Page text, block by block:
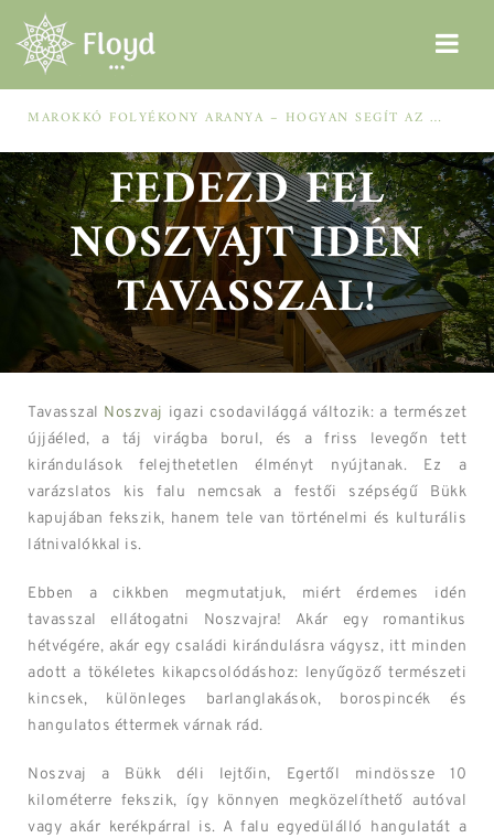
MAROKKÓ FOLYÉKONY ARANYA – HOGYAN SEGÍT AZ ARGÁNOLAJ A SZÁRAZ, MEGVISELT TINCSEKEN?
FEDEZD FEL
NOSZVAJT IDÉN
TAVASSZAL!
Tavasszal Noszvaj igazi csodavilággá változik: a természet
újjáéled, a táj virágba borul, és a friss levegőn tett
kirándulások felejthetetlen élményt nyújtanak. Ez a
varázslatos kis falu nemcsak a festői szépségű Bükk
kapujában fekszik, hanem tele van történelmi és kulturális
látnivalókkal is.
Ebben a cikkben megmutatjuk, miért érdemes idén
tavasszal ellátogatni Noszvajra! Akár egy romantikus
hétvégére, akár egy családi kirándulásra vágysz, itt minden
adott a tökéletes kikapcsolódáshoz: lenyűgöző természeti
kincsek, különleges barlanglakások, borospincék és
hangulatos éttermek várnak rád.
Noszvaj a Bükk déli lejtőin, Egertől mindössze 10
kilométerre fekszik, így könnyen megközelíthető autóval
vagy akár kerékpárral is. A falu egyedülálló hangulatát a